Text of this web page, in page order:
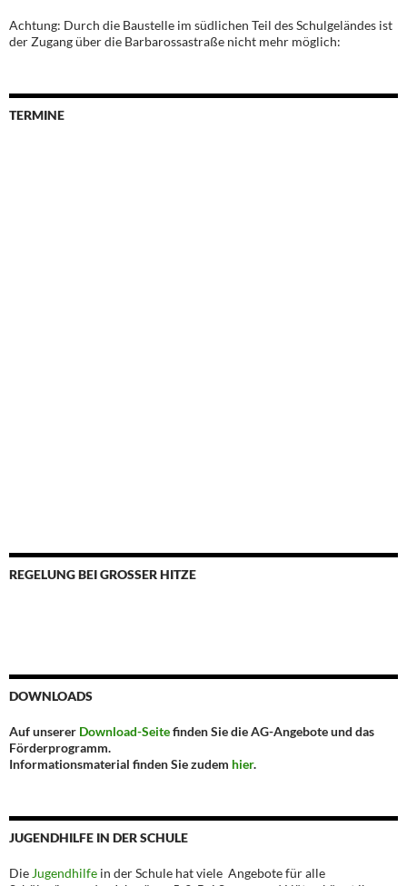
Achtung: Durch die Baustelle im südlichen Teil des Schulgeländes ist
der Zugang über die Barbarossastraße nicht mehr möglich:
TERMINE
REGELUNG BEI GROSSER HITZE
DOWNLOADS
Auf unserer Download-Seitefinden Sie die AG-Angebote und das
Förderprogramm.
Informationsmaterial finden Sie zudem hier.
JUGENDHILFE IN DER SCHULE
Die Jugendhilfe in der Schule hat viele Angebote für alle